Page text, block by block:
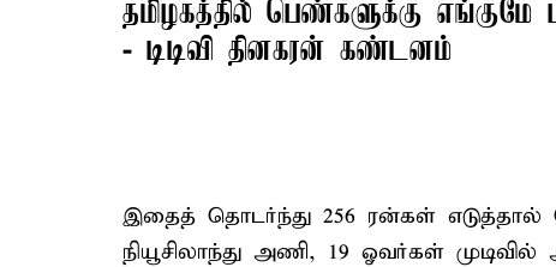
தமிழகத்தில் பெண்களுக்கு எங்குமே
- டிடிவி தினகரன் கண்டனம்
இதைத் தொடர்ந்து 256 ரன்கள் எடுத்தால்
நியூசிலாந்து அணி, 19 ஓவர்கள்